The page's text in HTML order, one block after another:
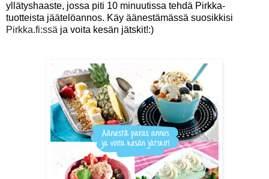
yllätyshaaste, jossa piti 10 minuutissa tehdä Pirkka-
tuotteista jäätelöannos. Käy äänestämässä suosikkisi
Pirkka.fi:ssä ja voita kesän jätskit!:)